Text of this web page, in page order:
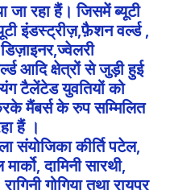
रहा हैं। जिसमें ब्यूटी
इंडस्ट्रीज़,फ़ैशन वर्ल्ड ,
आदि क्षेत्रों से जुड़ी हुई
टैलेंटेड युवतियों को
मैंबर्स के रुप सम्मिलित
हैं ।
संयोजिका कीर्ति पटेल,
दामिनी सारथी,
गोगिया तथा रायपुर